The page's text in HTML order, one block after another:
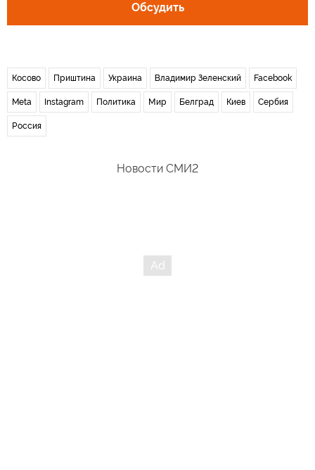
Обсудить
Косово Приштина Украина Владимир Зеленский Facebook
Meta Instagram Политика Мир Белград Киев Сербия
Россия
Новости СМИ2